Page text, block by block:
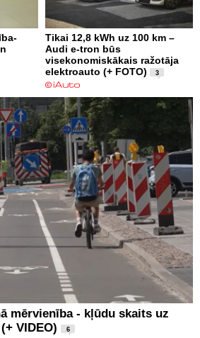
Tikai 12,8 kWh uz 100 km –
Audi e-tron būs
visekonomiskākais ražotāja
elektroauto (+ FOTO)
3
mērvienība - kļūdu skaits uz
VIDEO)
6